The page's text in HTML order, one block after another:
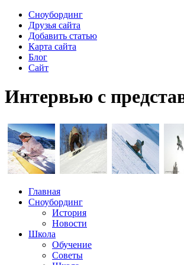
Сноубординг
Друзья сайта
Добавить статью
Карта сайта
Блог
Сайт
Интервью с
Главная
Сноубординг
История
Новости
Школа
Обучение
Советы